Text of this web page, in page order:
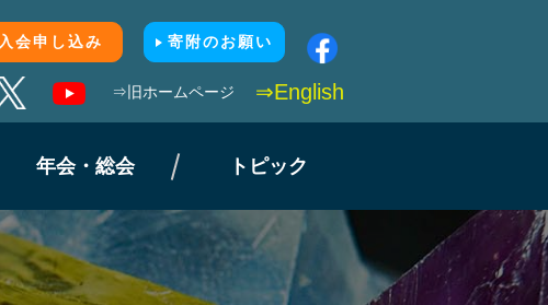
入会申し込み 寄附のお願い
⇒旧ホームページ ⇒English
年会・総会 トピック